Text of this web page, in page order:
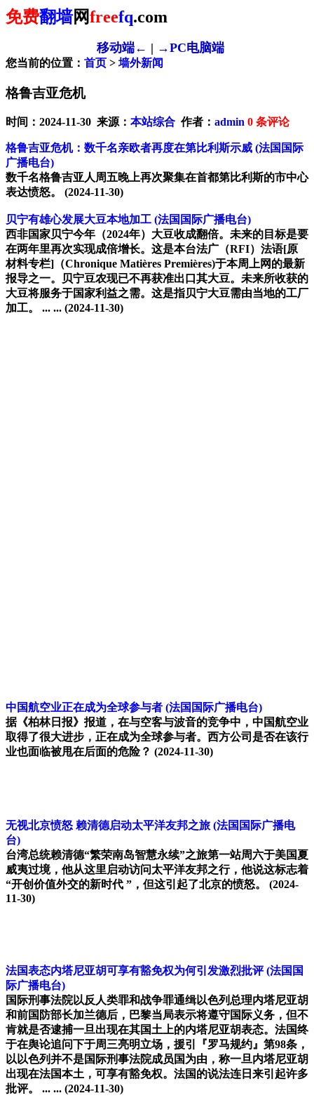
免费翻墙网freefq.com
移动端← | →PC电脑端
您当前的位置： 首页 > 墙外新闻
格鲁吉亚危机
时间：2024-11-30 来源： 本站综合 作者： admin 0 条评论
格鲁吉亚危机：数千名亲欧者再度在第比利斯示威 (法国国际
广播电台)
数千名格鲁吉亚人周五晚上再次聚集在首都第比利斯的市中心
表达愤怒。 (2024-11-30)
贝宁有雄心发展大豆本地加工 (法国国际广播电台)
西非国家贝宁今年（2024年）大豆收成翻倍。未来的目标是要
在两年里再次实现成倍增长。这是本台法广（RFI）法语[原
材料专栏]（Chronique Matières Premières)于本周上网的最新
报导之一。贝宁豆农现已不再获准出口其大豆。未来所收获的
大豆将服务于国家利益之需。这是指贝宁大豆需由当地的工厂
加工。 ... ... (2024-11-30)
中国航空业正在成为全球参与者 (法国国际广播电台)
据《柏林日报》报道，在与空客与波音的竞争中，中国航空业
取得了很大进步，正在成为全球参与者。西方公司是否在该行
业也面临被甩在后面的危险？ (2024-11-30)
无视北京愤怒 赖清德启动太平洋友邦之旅 (法国国际广播电
台)
台湾总统赖清德“繁荣南岛智慧永续”之旅第一站周六于美国夏
威夷过境，他从这里启动访问太平洋友邦之行，他说这标志着
“开创价值外交的新时代 ”，但这引起了北京的愤怒。 (2024-
11-30)
法国表态内塔尼亚胡可享有豁免权为何引发激烈批评 (法国国
际广播电台)
国际刑事法院以反人类罪和战争罪通缉以色列总理内塔尼亚胡
和前国防部长加兰德后，巴黎当局表示将遵守国际义务，但不
肯就是否逮捕一旦出现在其国土上的内塔尼亚胡表态。法国终
于在舆论追问下于周三亮明立场，援引『罗马规约』第98条，
以以色列并不是国际刑事法院成员国为由，称一旦内塔尼亚胡
出现在法国本土，可享有豁免权。法国的说法连日来引起许多
批评。 ... ... (2024-11-30)